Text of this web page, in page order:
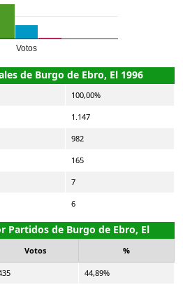
Votos
de Burgo de Ebro, El 1996
100,00%
1.147
982
165
7
6
Partidos de Burgo de Ebro, El
Votos %
44,89%